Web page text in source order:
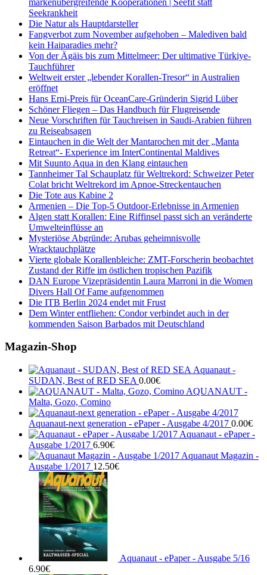
Seekrankheit
Die Natur als Hauptdarsteller
Fangverbot zum November aufgehoben – Malediven bald
kein Haiparadies mehr?
Von der Ägäis bis zum Mittelmeer: Der ultimative Türkiye-
Tauchführer
Weltweit erster „lebender Korallen-Tresor“ in Australien
eröffnet
Hans Erni-Preis für OceanCare-Gründerin Sigrid Lüber
Schöner Fliegen – Das Handbuch für Flugreisende
Neue Vorschriften für Tauchreisen in Saudi-Arabien führen
zu Reiseabsagen
Eintauchen in die Welt der Mantarochen mit der „Manta
Retreat“- Experience im InterContinental Maldives
Mit Suunto Aqua in den Klang eintauchen
Tannheimer Tal Schauplatz für Weltrekord: Schweizer Peter
Colat bricht Weltrekord im Apnoe-Streckentauchen
Die Tote aus Kabine 2
Armenien – Die Top-5 Outdoor-Erlebnisse in Armenien
Algen statt Korallen: Eine Riffinsel passt sich an veränderte
Umwelteinflüsse an
Mysteriöse Abgründe: Arubas geheimnisvolle
Wracktauchplätze
Vierte globale Korallenbleiche: ZMT-Forscherin beobachtet
Zustand der Riffe im östlichen tropischen Pazifik
DAN Europe Vizepräsidentin Laura Marroni in die Women
Divers Hall Of Fame aufgenommen
Die ITB Berlin 2024 endet mit Frust
Dem Winter entfliehen: Condor verbindet auch in der
kommenden Saison Barbados mit Deutschland
Magazin-Shop
Aquanaut -
SUDAN, Best of RED SEA 0.00€
AQUANAUT -
Malta, Gozo, Comino
Aquanaut-next generation - ePaper - Ausgabe 4/2017 0.00€
Aquanaut - ePaper -
Ausgabe 1/2017 6.90€
Aquanaut Magazin -
Ausgabe 1/2017 12.50€
Aquanaut - ePaper - Ausgabe 5/16
6.90€